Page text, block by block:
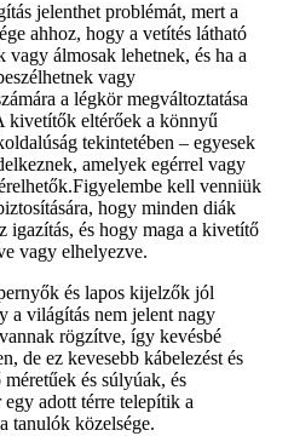
jelenthet problémát, mert a
ahhoz, hogy a vetítés látható
álmosak lehetnek, és ha a
vagy
a légkör megváltoztatása
kivetítők eltérőek a könnyű
tekintetében – egyesek
amelyek egérrel vagy
kell venniük
hogy minden diák
igazítás, és hogy maga a kivetítő
vagy elhelyezve.
és lapos kijelzők jól
a világítás nem jelent nagy
rögzítve, így kevésbé
de ez kevesebb kábelezést és
és súlyúak, és
adott térre telepítik a
tanulók közelsége.